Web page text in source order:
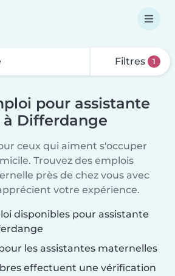
Filtres 1
pour assistante
Differdange
ceux qui aiment s'occuper
Trouvez des emplois
près de chez vous avec
votre expérience.
disponibles pour assistante
les assistantes maternelles
effectuent une vérification